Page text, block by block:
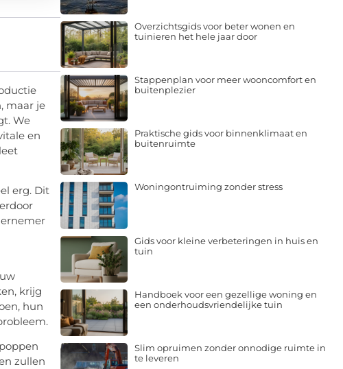
maar je
We
en
erg. Dit
krijg
hun
poppen
zullen
Overzichtsgids voor beter wonen en
tuinieren het hele jaar door
Stappenplan voor meer wooncomfort en
buitenplezier
Praktische gids voor binnenklimaat en
buitenruimte
Woningontruiming zonder stress
Gids voor kleine verbeteringen in huis en
tuin
Handboek voor een gezellige woning en
een onderhoudsvriendelijke tuin
Slim opruimen zonder onnodige ruimte in
te leveren